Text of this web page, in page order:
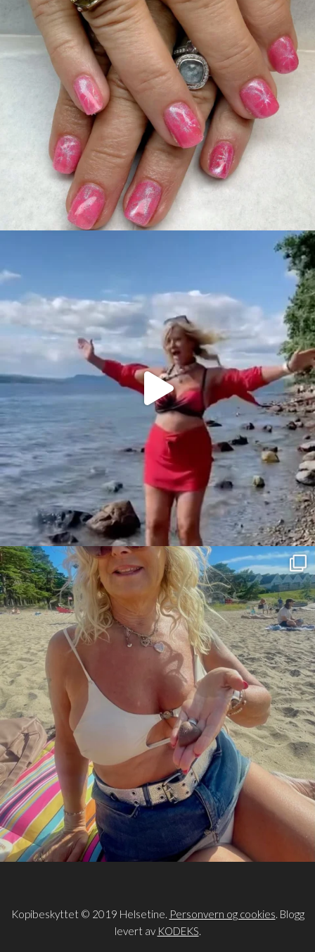
Kopibeskyttet © 2019 Helsetine. Personvern og cookies. Blogg
levert av KODEKS.